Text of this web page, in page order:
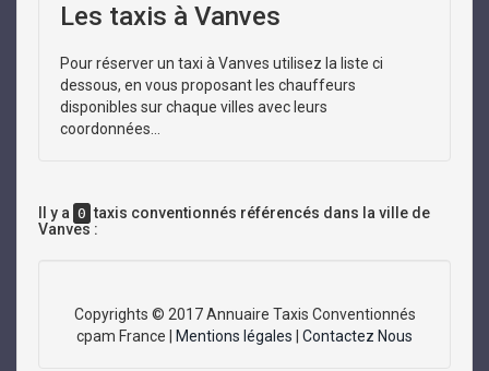
Les taxis à Vanves
Pour réserver un taxi à Vanves utilisez la liste ci
dessous, en vous proposant les chauffeurs
disponibles sur chaque villes avec leurs
coordonnées...
Il y a 0 taxis conventionnés référencés dans la ville de
Vanves :
Copyrights © 2017 Annuaire Taxis Conventionnés
cpam France |
Mentions légales Contactez Nous